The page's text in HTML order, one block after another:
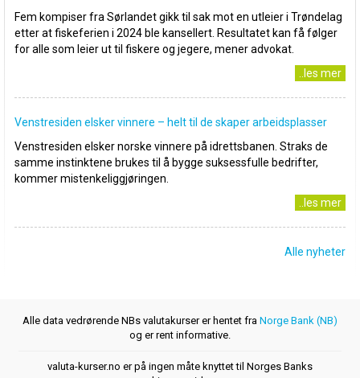
Fem kompiser fra Sørlandet gikk til sak mot en utleier i Trøndelag
etter at fiskeferien i 2024 ble kansellert. Resultatet kan få følger
for alle som leier ut til fiskere og jegere, mener advokat.
..les mer
Venstresiden elsker vinnere – helt til de skaper arbeidsplasser
Venstresiden elsker norske vinnere på idrettsbanen. Straks de
samme instinktene brukes til å bygge suksessfulle bedrifter,
kommer mistenkeliggjøringen.
..les mer
Alle nyheter
Alle data vedrørende NBs valutakurser er hentet fra Norge Bank (NB)
og er rent informative.
valuta-kurser.no er på ingen måte knyttet til Norges Banks